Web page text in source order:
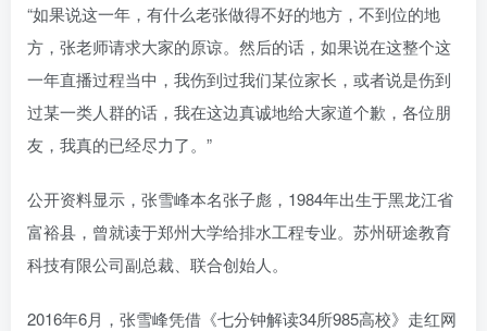
“如果说这一年，有什么老张做得不好的地方，不到位的地
方，张老师请求大家的原谅。然后的话，如果说在这整个这
一年直播过程当中，我伤到过我们某位家长，或者说是伤到
过某一类人群的话，我在这边真诚地给大家道个歉，各位朋
友，我真的已经尽力了。”
公开资料显示，张雪峰本名张子彪，1984年出生于黑龙江省
富裕县，曾就读于郑州大学给排水工程专业。苏州研途教育
科技有限公司副总裁、联合创始人。
2016年6月，张雪峰凭借《七分钟解读34所985高校》走红网